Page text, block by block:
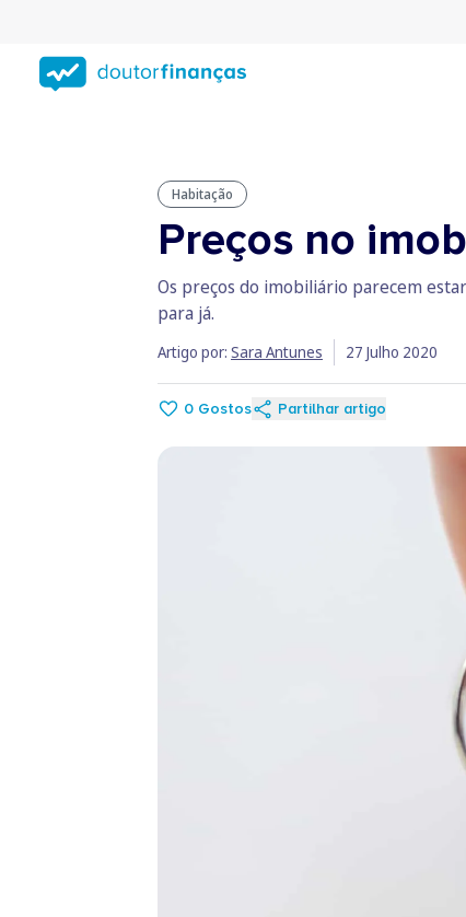
conteúdo
principal
Habitação
Preços no
Os preços do imobiliário parecem
para já.
Artigo por: Sara Antunes 27 Julho 2020
0 Gostos Partilhar artigo